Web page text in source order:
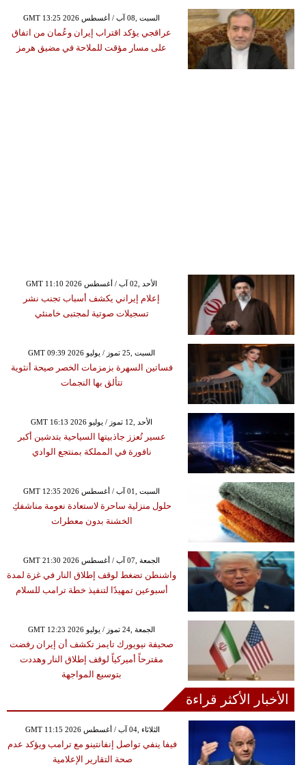
GMT 13:25 2026 السبت ,08 آب / أغسطس
عراقجي يؤكد اقتراب إيران وعُمان من اتفاق
على مسار مؤقت للملاحة في مضيق هرمز
GMT 11:10 2026 الأحد ,02 آب / أغسطس
إعلام إيراني يكشف أسباب تجنب نشر
تسجيلات صوتية لمجتبى خامنئي
GMT 09:39 2026 السبت ,25 تموز / يوليو
فساتين السهرة بزمزمات الخصر صيحة أنثوية
تتألق بها النجمات
GMT 16:13 2026 الأحد ,12 تموز / يوليو
عسير تُعزز جاذبيتها السياحية بتدشين أكبر
نافورة في المملكة بمنتجع الوادي
GMT 12:35 2026 السبت ,01 آب / أغسطس
حلول منزلية ساحرة لاستعادة نعومة مناشفكِ
الخشنة بدون معطرات
GMT 21:30 2026 الجمعة ,07 آب / أغسطس
واشنطن تضغط لوقف إطلاق النار في غزة لمدة
أسبوعين تمهيدًا لتنفيذ خطة ترامب للسلام
GMT 12:23 2026 الجمعة ,24 تموز / يوليو
صحيفة نيويورك تايمز تكشف أن إيران رفضت
مقترحاً أميركياً لوقف إطلاق النار وهددت
بتوسيع المواجهة
الأخبار الأكثر قراءة
GMT 11:15 2026 الثلاثاء ,04 آب / أغسطس
فيفا ينفي تواصل إنفانتينو مع ترامب ويؤكد عدم
صحة التقارير الإعلامية